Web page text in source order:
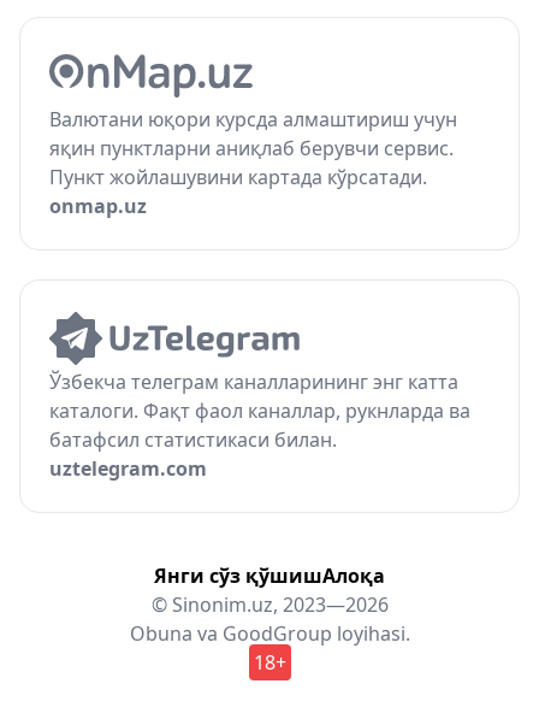
Валютани юқори курсда алмаштириш учун
яқин пунктларни аниқлаб берувчи сервис.
Пункт жойлашувини картада кўрсатади.
onmap.uz
Ўзбекча телеграм каналларининг энг катта
каталоги. Фақт фаол каналлар, рукнларда ва
батафсил статистикаси билан.
uztelegram.com
Янги сўз қўшишАлоқа
© Sinonim.uz, 2023—2026
Obuna va GoodGroup loyihasi.
18+